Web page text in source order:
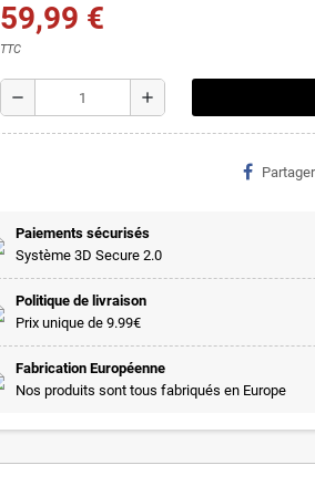
59,99 €
TTC
remove add
Partager
Paiements sécurisés
Système 3D Secure 2.0
Politique de livraison
Prix unique de 9.99€
Fabrication Européenne
Nos produits sont tous fabriqués en Europe